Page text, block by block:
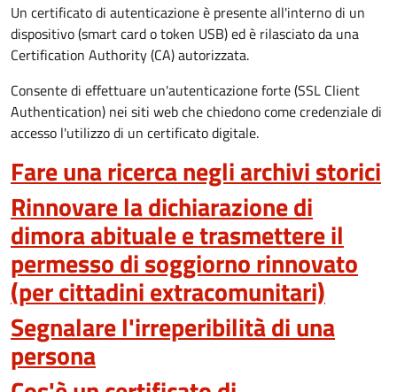
Un certificato di autenticazione è presente all'interno di un
dispositivo (smart card o token USB) ed è rilasciato da una
Certification Authority (CA) autorizzata.
Consente di effettuare un'autenticazione forte (SSL Client
Authentication) nei siti web che chiedono come credenziale di
accesso l'utilizzo di un certificato digitale.
Fare una ricerca negli archivi storici
Rinnovare la dichiarazione di
dimora abituale e trasmettere il
permesso di soggiorno rinnovato
(per cittadini extracomunitari)
Segnalare l'irreperibilità di una
persona